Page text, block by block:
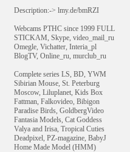
Description:-> lmy.de/bmRZI
Webcams РТНС since 1999 FULL
STICKAM, Skype, video_mail_ru
Omegle, Vichatter, Interia_pl
BlogTV, Online_ru, murclub_ru
Complete series LS, BD, YWM
Sibirian Mouse, St. Peterburg
Moscow, Liluplanet, Kids Box
Fattman, Falkovideo, Bibigon
Paradise Birds, GoldbergVideo
Fantasia Models, Cat Goddess
Valya and Irisa, Tropical Cuties
Deadpixel, PZ-magazine, BabyJ
Home Made Model (HMM)